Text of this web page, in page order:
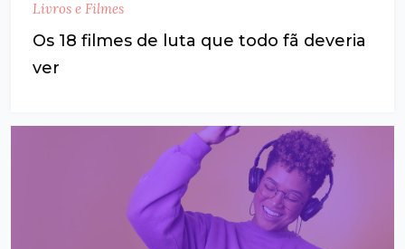
Livros e Filmes
Os 18 filmes de luta que todo fã deveria
ver